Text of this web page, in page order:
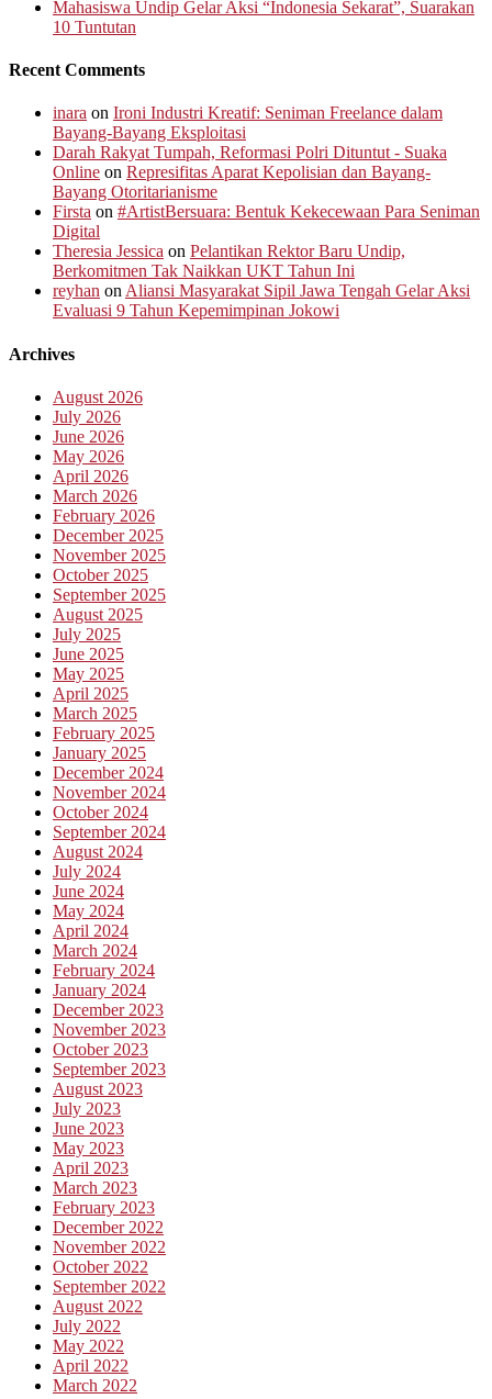
Mahasiswa Undip Gelar Aksi “Indonesia Sekarat”, Suarakan
10 Tuntutan
Recent Comments
inara on Ironi Industri Kreatif: Seniman Freelance dalam
Bayang-Bayang Eksploitasi
Darah Rakyat Tumpah, Reformasi Polri Dituntut - Suaka
Online on Represifitas Aparat Kepolisian dan Bayang-
Bayang Otoritarianisme
Firsta on #ArtistBersuara: Bentuk Kekecewaan Para Seniman
Digital
Theresia Jessica on Pelantikan Rektor Baru Undip,
Berkomitmen Tak Naikkan UKT Tahun Ini
reyhan onAliansi Masyarakat Sipil Jawa Tengah Gelar Aksi
Evaluasi 9 Tahun Kepemimpinan Jokowi
Archives
August 2026
July 2026
June 2026
May 2026
April 2026
March 2026
February 2026
December 2025
November 2025
October 2025
September 2025
August 2025
July 2025
June 2025
May 2025
April 2025
March 2025
February 2025
January 2025
December 2024
November 2024
October 2024
September 2024
August 2024
July 2024
June 2024
May 2024
April 2024
March 2024
February 2024
January 2024
December 2023
November 2023
October 2023
September 2023
August 2023
July 2023
June 2023
May 2023
April 2023
March 2023
February 2023
December 2022
November 2022
October 2022
September 2022
August 2022
July 2022
May 2022
April 2022
March 2022